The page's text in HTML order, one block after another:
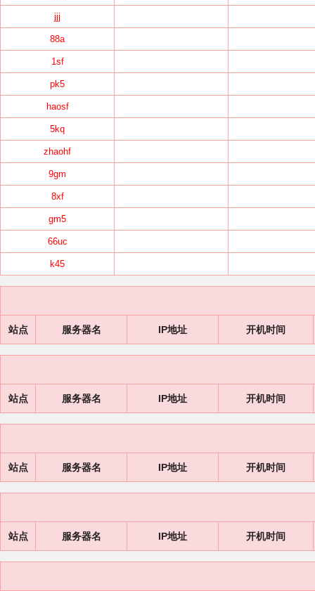
jjj
88a
1sf
pk5
haosf
5kq
zhaohf
9gm
8xf
gm5
66uc
k45
站点 服务器名 IP地址 开机时间
站点 服务器名 IP地址 开机时间
站点 服务器名 IP地址 开机时间
站点 服务器名 IP地址 开机时间